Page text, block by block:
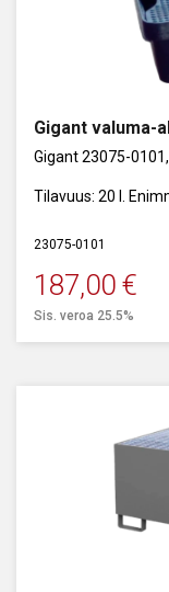
Gigant valuma-
Gigant 23075-
Tilavuus: 20 l.
23075-0101
187,00 €
Sis. veroa 25.5%